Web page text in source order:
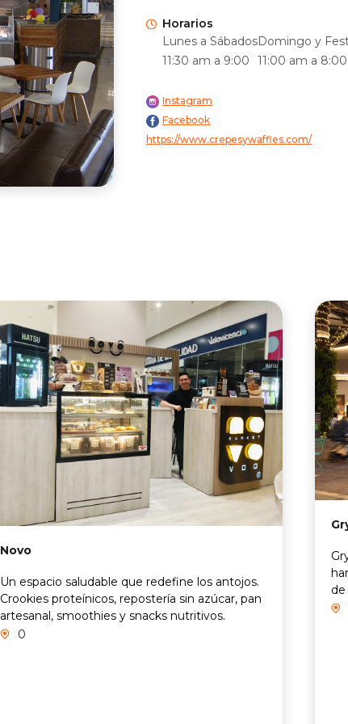
Horarios
Lunes a Sábados
11:30 am a 9:00
Domingo y
11:00 am a 8:00
Instagram
Facebook
https://www.crepesywaffles.com/
Novo
Un espacio saludable que redefine los antojos.
Crookies proteínicos, repostería sin azúcar, pan
artesanal, smoothies y snacks nutritivos.
0